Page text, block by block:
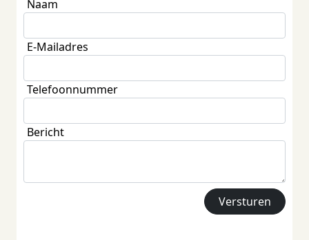
Naam
E-Mailadres
Telefoonnummer
Bericht